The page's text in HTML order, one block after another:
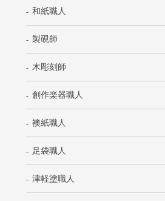
和紙職人
製硯師
木彫刻師
創作楽器職人
襖紙職人
足袋職人
津軽塗職人